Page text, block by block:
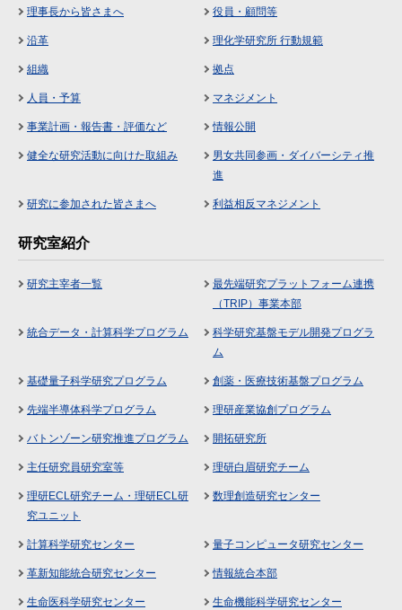
理事長から皆さまへ 役員・顧問等
沿革 理化学研究所 行動規範
組織 拠点
人員・予算 マネジメント
事業計画・報告書・評価など 情報公開
健全な研究活動に向けた取組み
男女共同参画・ダイバーシティ推
進
研究に参加された皆さまへ 利益相反マネジメント
研究室紹介
研究主宰者一覧
最先端研究プラットフォーム連携
（TRIP）事業本部
統合データ・計算科学プログラム
科学研究基盤モデル開発プログラ
ム
基礎量子科学研究プログラム 創薬・医療技術基盤プログラム
先端半導体科学プログラム 理研産業協創プログラム
バトンゾーン研究推進プログラム 開拓研究所
主任研究員研究室等 理研白眉研究チーム
理研ECL研究チーム・理研ECL研
究ユニット
数理創造研究センター
計算科学研究センター 量子コンピュータ研究センター
革新知能統合研究センター 情報統合本部
生命医科学研究センター 生命機能科学研究センター